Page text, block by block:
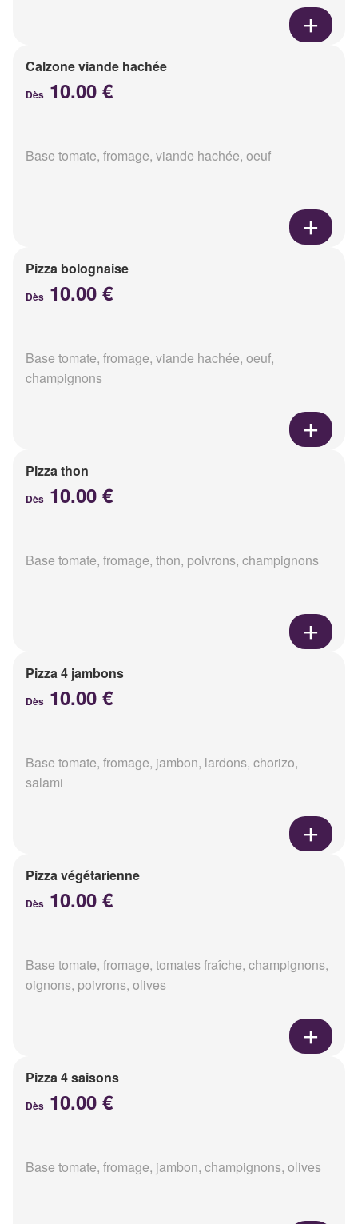
Calzone viande hachée
Dès 10.00 €
Base tomate, fromage, viande hachée, oeuf
Pizza bolognaise
Dès 10.00 €
Base tomate, fromage, viande hachée, oeuf,
champignons
Pizza thon
Dès 10.00 €
Base tomate, fromage, thon, poivrons, champignons
Pizza 4 jambons
Dès 10.00 €
Base tomate, fromage, jambon, lardons, chorizo,
salami
Pizza végétarienne
Dès 10.00 €
Base tomate, fromage, tomates fraîche, champignons,
oignons, poivrons, olives
Pizza 4 saisons
Dès 10.00 €
Base tomate, fromage, jambon, champignons, olives